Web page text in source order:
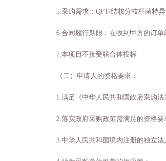
5.采购需求：QFT/结核分枝杆菌特
6.合同履行期限：在收到甲方的订
7.本项目不接受联合体投标
（二）申请人的资格要求：
1.满足《中华人民共和国政府采购
2.落实政府采购政策需满足的资格
3.中华人民共和国境内注册的独立